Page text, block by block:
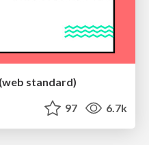
standard)
97 6.7k